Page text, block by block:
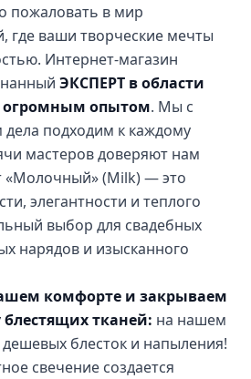
пожаловать в мир
где ваши творческие мечты
Интернет-магазин
ЭКСПЕРТ в области
огромным опытом. Мы с
подходим к каждому
мастеров доверяют нам
«Молочный» (Milk) — это
элегантности и теплого
выбор для свадебных
нарядов и изысканного
комфорте и закрываем
тканей: на нашем
блесток и напыления!
свечение создается